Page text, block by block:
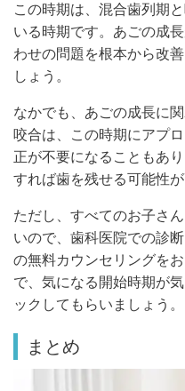
この時期は、混合歯列期
いる時期です。あごの成
わせの問題を根本から改
しょう。
なかでも、あごの成長に
咬合は、この時期にアプ
正が不要になることもあ
すれば歯を残せる可能性
ただし、すべてのお子さ
いので、歯科医院での診
の無料カウンセリングを
で、気になる開始時期が
ックしてもらいましょう。
まとめ